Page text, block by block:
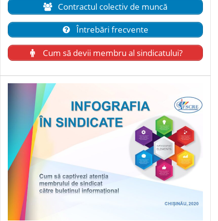
Contractul colectiv de muncă
Întrebări frecvente
Cum să devii membru al sindicatului?